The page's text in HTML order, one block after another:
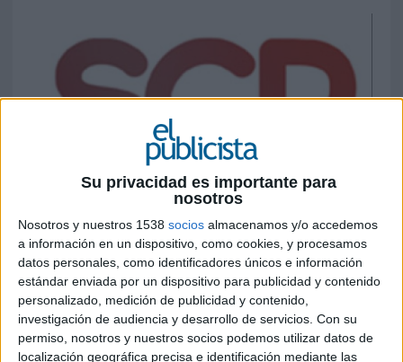
Su privacidad es importante para
nosotros
Nosotros y nuestros 1538 socios almacenamos y/o accedemos
a información en un dispositivo, como cookies, y procesamos
datos personales, como identificadores únicos e información
estándar enviada por un dispositivo para publicidad y contenido
personalizado, medición de publicidad y contenido,
investigación de audiencia y desarrollo de servicios. Con su
permiso, nosotros y nuestros socios podemos utilizar datos de
localización geográfica precisa e identificación mediante las